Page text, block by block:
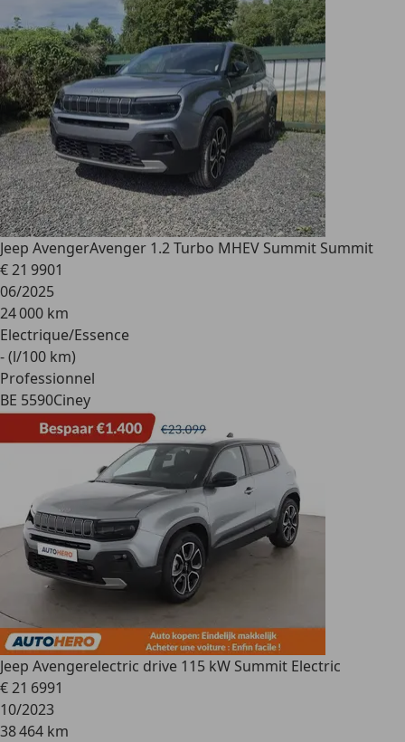
Jeep AvengerAvenger 1.2 Turbo MHEV Summit Summit
€ 21 9901
06/2025
24 000 km
Electrique/Essence
- (l/100 km)
Professionnel
BE 5590Ciney
Jeep Avengerelectric drive 115 kW Summit Electric
€ 21 6991
10/2023
38 464 km